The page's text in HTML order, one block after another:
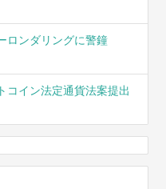
ロンダリングに警鐘
コイン法定通貨法案提出